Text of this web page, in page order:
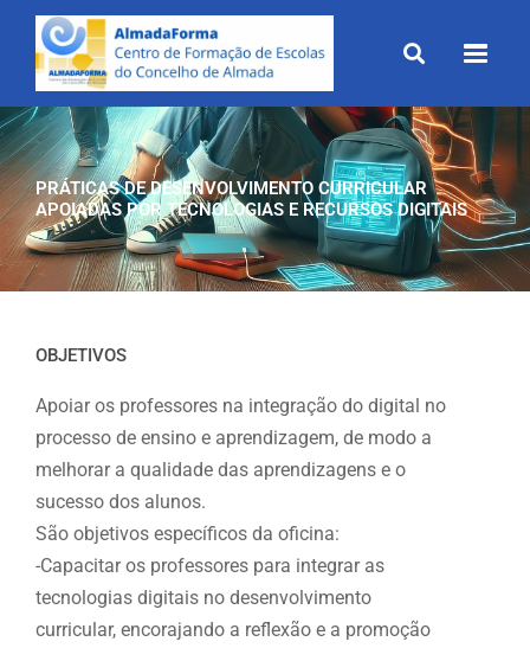
content
PRÁTICAS DE DESENVOLVIMENTO CURRICULAR
APOIADAS POR TECNOLOGIAS E RECURSOS DIGITAIS
OBJETIVOS
Apoiar os professores na integração do digital no
processo de ensino e aprendizagem, de modo a
melhorar a qualidade das aprendizagens e o
sucesso dos alunos.
São objetivos específicos da oficina:
-Capacitar os professores para integrar as
tecnologias digitais no desenvolvimento
curricular, encorajando a reflexão e a promoção